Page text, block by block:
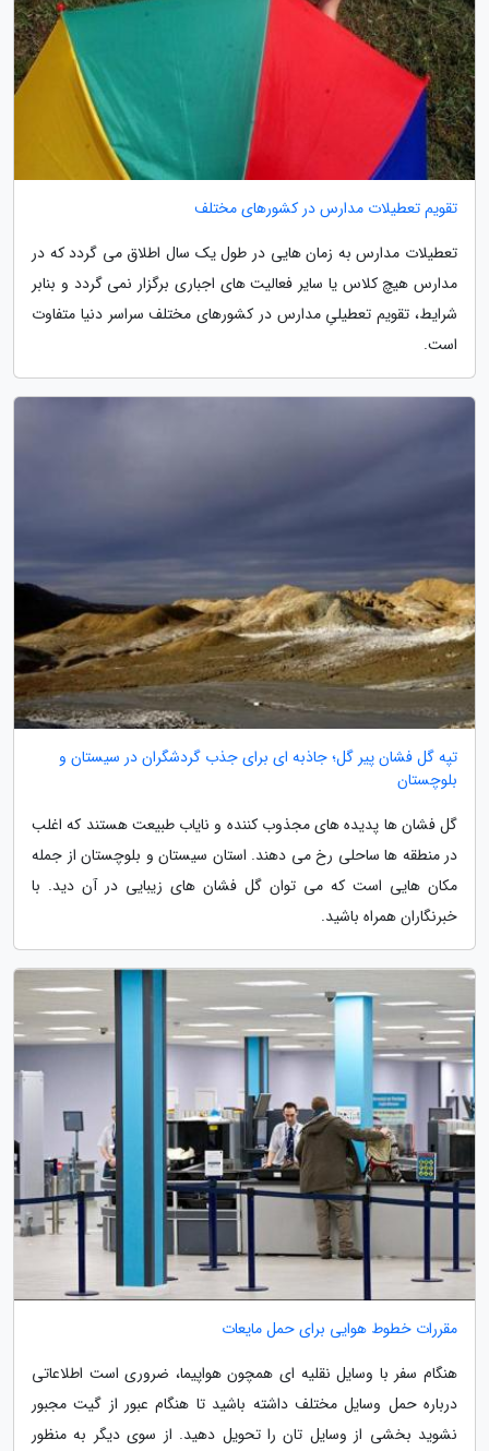
تقویم تعطیلات مدارس در کشورهای مختلف
تعطیلات مدارس به زمان هایی در طول یک سال اطلاق می گردد که در
مدارس هیچ کلاس یا سایر فعالیت های اجباری برگزار نمی گردد و بنابر
شرایط، تقویم تعطیلیِ مدارس در کشورهای مختلف سراسر دنیا متفاوت
است.
تپه گل فشان پیر گل؛ جاذبه ای برای جذب گردشگران در سیستان و
بلوچستان
گل فشان ها پدیده های مجذوب کننده و نایاب طبیعت هستند که اغلب
در منطقه ها ساحلی رخ می دهند. استان سیستان و بلوچستان از جمله
مکان هایی است که می توان گل فشان های زیبایی در آن دید. با
خبرنگاران همراه باشید.
مقررات خطوط هوایی برای حمل مایعات
هنگام سفر با وسایل نقلیه ای همچون هواپیما، ضروری است اطلاعاتی
درباره حمل وسایل مختلف داشته باشید تا هنگام عبور از گیت مجبور
نشوید بخشی از وسایل تان را تحویل دهید. از سوی دیگر به منظور